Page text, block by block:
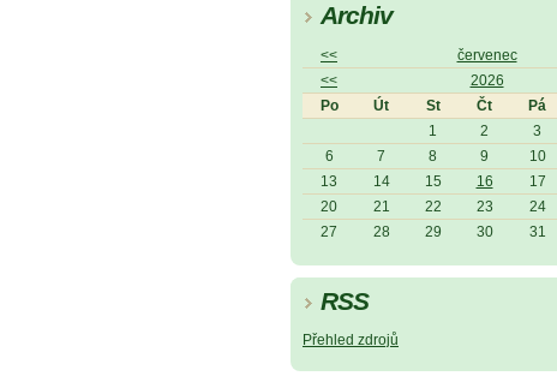
Archiv
<< červenec
<<
2026
Po
Út St Čt Pá
1
2 3
6
7 8 9 10
13
14 15 16 17
20
21 22 23 24
27
28 29 30 31
RSS
Přehled zdrojů